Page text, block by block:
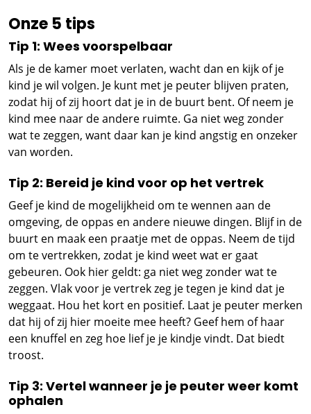
Onze 5 tips
Tip 1: Wees voorspelbaar
Als je de kamer moet verlaten, wacht dan en kijk of je
kind je wil volgen. Je kunt met je peuter blijven praten,
zodat hij of zij hoort dat je in de buurt bent. Of neem je
kind mee naar de andere ruimte. Ga niet weg zonder
wat te zeggen, want daar kan je kind angstig en onzeker
van worden.
Tip 2: Bereid je kind voor op het vertrek
Geef je kind de mogelijkheid om te wennen aan de
omgeving, de oppas en andere nieuwe dingen. Blijf in de
buurt en maak een praatje met de oppas. Neem de tijd
om te vertrekken, zodat je kind weet wat er gaat
gebeuren. Ook hier geldt: ga niet weg zonder wat te
zeggen. Vlak voor je vertrek zeg je tegen je kind dat je
weggaat. Hou het kort en positief. Laat je peuter merken
dat hij of zij hier moeite mee heeft? Geef hem of haar
een knuffel en zeg hoe lief je je kindje vindt. Dat biedt
troost.
Tip 3: Vertel wanneer je je peuter weer komt
ophalen